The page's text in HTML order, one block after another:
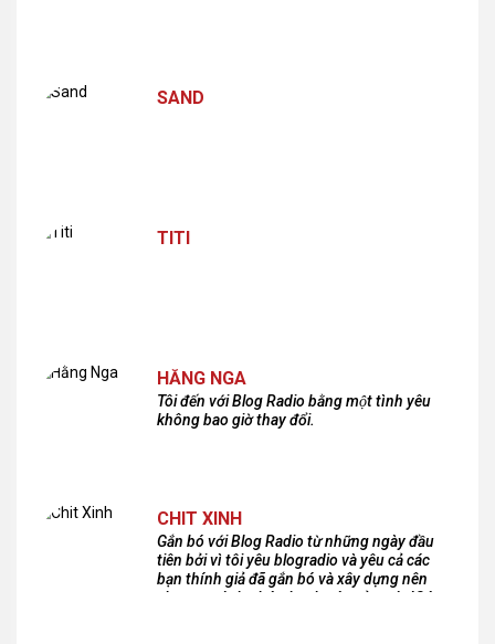
SAND
TITI
HẰNG NGA
Tôi đến với Blog Radio bằng một tình yêu
không bao giờ thay đổi.
CHIT XINH
Gắn bó với Blog Radio từ những ngày đầu
tiên bởi vì tôi yêu blogradio và yêu cả các
bạn thính giả đã gắn bó và xây dựng nên
chương trình phát thanh xúc cảm này!Cám